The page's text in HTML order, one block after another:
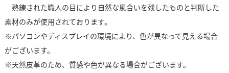
熟練された職人の目により自然な風合いを残したものと判断した
素材のみが使用されております。
※パソコンやディスプレイの環境により、色が異なって見える場合
がございます。
※天然皮革のため、質感や色が異なる場合がございます。